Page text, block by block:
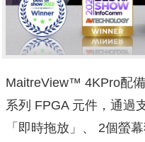
MaitreView™ 4KPro配
系列 FPGA 元件，通過
「即時拖放」、 2個螢